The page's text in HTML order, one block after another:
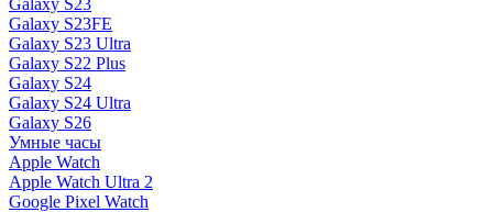
Galaxy S23
Galaxy S23FE
Galaxy S23 Ultra
Galaxy S22 Plus
Galaxy S24
Galaxy S24 Ultra
Galaxy S26
Умные часы
Apple Watch
Apple Watch Ultra 2
Google Pixel Watch